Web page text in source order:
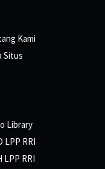
Kami
Situs
Library
LPP RRI
LPP RRI